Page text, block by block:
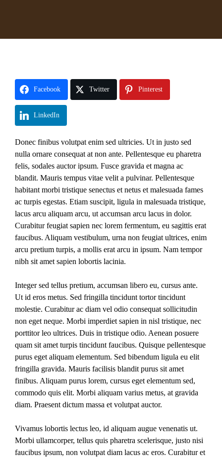
Facebook Twitter Pinterest
LinkedIn
Donec finibus volutpat enim sed ultricies. Ut in justo sed
nulla ornare consequat at non ante. Pellentesque eu pharetra
felis, sodales auctor ipsum. Fusce gravida et magna ac
blandit. Mauris tempus vitae velit a pulvinar. Pellentesque
habitant morbi tristique senectus et netus et malesuada fames
ac turpis egestas. Etiam suscipit, ligula in malesuada tristique,
lacus arcu aliquam arcu, ut accumsan arcu lacus in dolor.
Curabitur feugiat sapien nec lorem fermentum, eu sagittis erat
faucibus. Aliquam vestibulum, urna non feugiat ultrices, enim
arcu pretium turpis, a mollis erat arcu in ipsum. Nam tempor
nibh sit amet sapien lobortis lacinia.
Integer sed tellus pretium, accumsan libero eu, cursus ante.
Ut id eros metus. Sed fringilla tincidunt tortor tincidunt
molestie. Curabitur ac diam vel odio consequat sollicitudin
non eget neque. Morbi imperdiet sapien in nisl tristique, nec
porttitor leo ultrices. Duis in tristique odio. Aenean posuere
quam sit amet turpis tincidunt faucibus. Quisque pellentesque
purus eget aliquam elementum. Sed bibendum ligula eu elit
fringilla gravida. Mauris facilisis blandit purus sit amet
finibus. Aliquam purus lorem, cursus eget elementum sed,
commodo quis elit. Morbi aliquam varius metus, at gravida
diam. Praesent dictum massa et volutpat auctor.
Vivamus lobortis lectus leo, id aliquam augue venenatis ut.
Morbi ullamcorper, tellus quis pharetra scelerisque, justo nisi
faucibus ipsum, non volutpat diam lacus ac eros. Curabitur et